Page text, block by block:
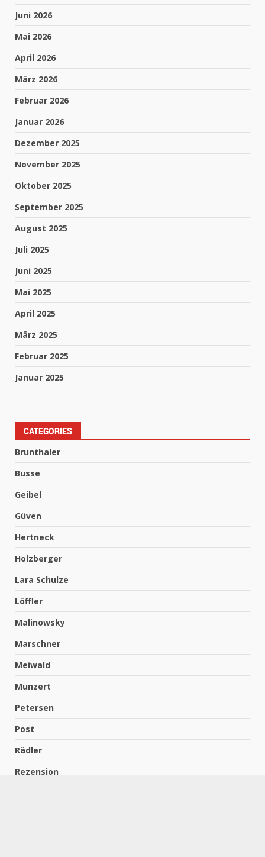
Juni 2026
Mai 2026
April 2026
März 2026
Februar 2026
Januar 2026
Dezember 2025
November 2025
Oktober 2025
September 2025
August 2025
Juli 2025
Juni 2025
Mai 2025
April 2025
März 2025
Februar 2025
Januar 2025
CATEGORIES
Brunthaler
Busse
Geibel
Güven
Hertneck
Holzberger
Lara Schulze
Löffler
Malinowsky
Marschner
Meiwald
Munzert
Petersen
Post
Rädler
Rezension